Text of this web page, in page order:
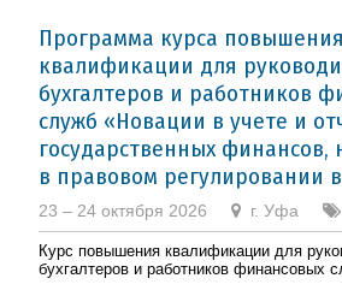
Программа курса повышения
квалификации для
бухгалтеров и работников
служб «Новации в учете и
государственных финансов,
в правовом регулировании в
23 – 24 октября 2026 г. Уфа
Курс повышения квалификации для
бухгалтеров и работников финансовых